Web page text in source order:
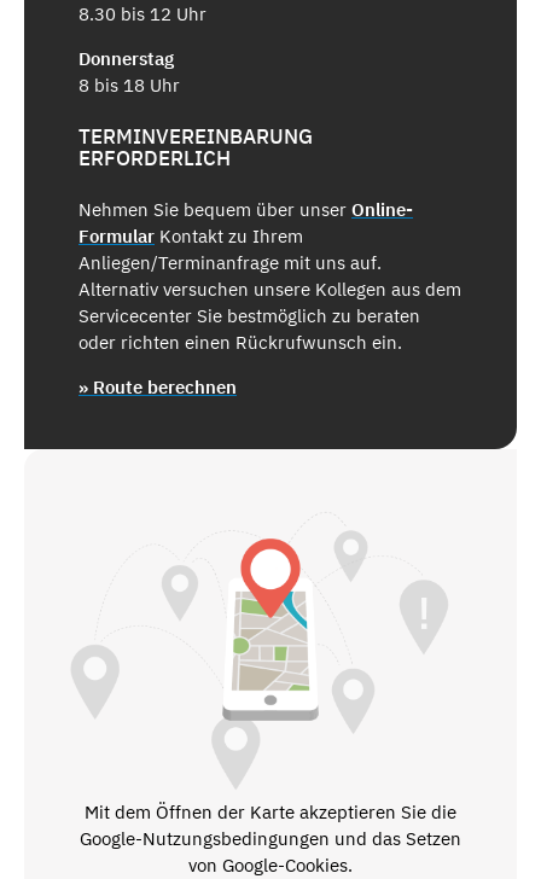
8.30 bis 12 Uhr
Donnerstag
8 bis 18 Uhr
TERMINVEREINBARUNG
ERFORDERLICH
Nehmen Sie bequem über unser Online-
Formular Kontakt zu Ihrem
Anliegen/Terminanfrage mit uns auf.
Alternativ versuchen unsere Kollegen aus dem
Servicecenter Sie bestmöglich zu beraten
oder richten einen Rückrufwunsch ein.
» Route berechnen
Mit dem Öffnen der Karte akzeptieren Sie die
Google-Nutzungsbedingungen und das Setzen
von Google-Cookies.